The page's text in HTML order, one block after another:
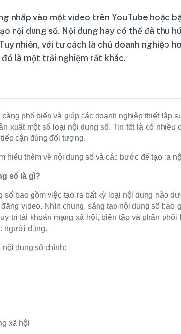
nhấp vào một video trên YouTube hoặc
nội dung số. Nội dung hay có thể đã thu
nhiên, với tư cách là chủ doanh nghiệp
đó là một trải nghiệm rất khác.
càng phổ biến và giúp các doanh nghiệp thiết lập
xuất một số loại nội dung số. Tin tốt là có
cận đúng đối tượng.
hiểu thêm về nội dung số và các bước để tạo ra
số là gì?
số bao gồm việc tạo ra bất kỳ loại nội dung nào
video. Nhìn chung, sáng tạo nội dung số bao
trì tài khoản mạng xã hội, biên tập và phân
người dùng.
dung số chính:
xã hội